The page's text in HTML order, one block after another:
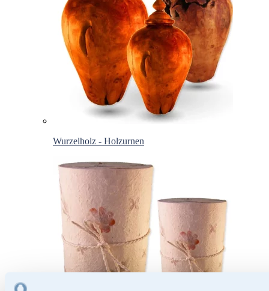
Wurzelholz - Holzurnen